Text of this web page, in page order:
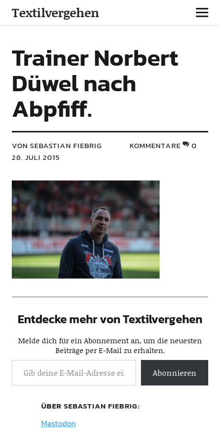
Textilvergehen
Trainer Norbert
Düwel nach
Abpfiff.
VON SEBASTIAN FIEBRIG
28. JULI 2015
KOMMENTARE 0
Entdecke mehr von Textilvergehen
Melde dich für ein Abonnement an, um die neuesten
Beiträge per E-Mail zu erhalten.
Abonnieren
ÜBER SEBASTIAN FIEBRIG
Mastodon